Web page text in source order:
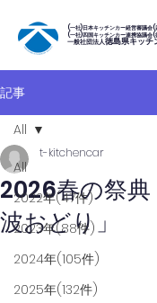
(一社)日本キッチンカー経営審議会(
(一社)四国キッチンカー連携協議会(
一般社団法人徳島県キッチ
記事
All
2022年(47件)
2023年(88件)
2024年(105件)
2025年(132件)
All
2026春の祭典
波おどり」
t-kitchencar